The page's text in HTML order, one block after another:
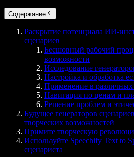
Содержание
Раскрытие потенциала ИИ-
сценариев
Бесшовный рабочий
возможности
Исследование
Настройка и обработка
Применение в различных
Навигация по ценам и
Решение проблем и
Будущее генераторов
творческих возможностей
Примите творческую
Используйте Speechify Text to
сценариста